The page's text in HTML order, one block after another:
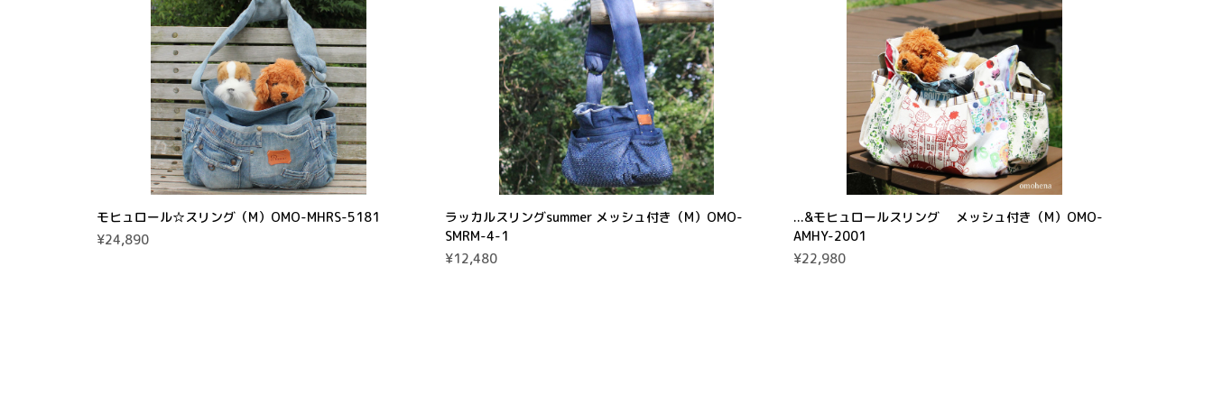
モヒュロール☆スリング（M）OMO-MHRS-5181
¥24,890
ラッカルスリングsummer メッシュ付き（M）OMO-
SMRM-4-1
¥12,480
...&モヒュロールスリング メッシュ付き（M）OMO-
AMHY-2001
¥22,980